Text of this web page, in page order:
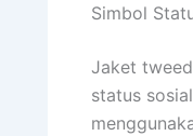
Simbol
Jaket
status